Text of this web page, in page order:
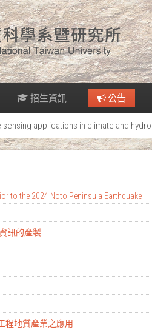
招生資訊 公告
sensing applications in climate and
to the 2024 Noto Peninsula Earthquake
訊的產製
程地質產業之應用